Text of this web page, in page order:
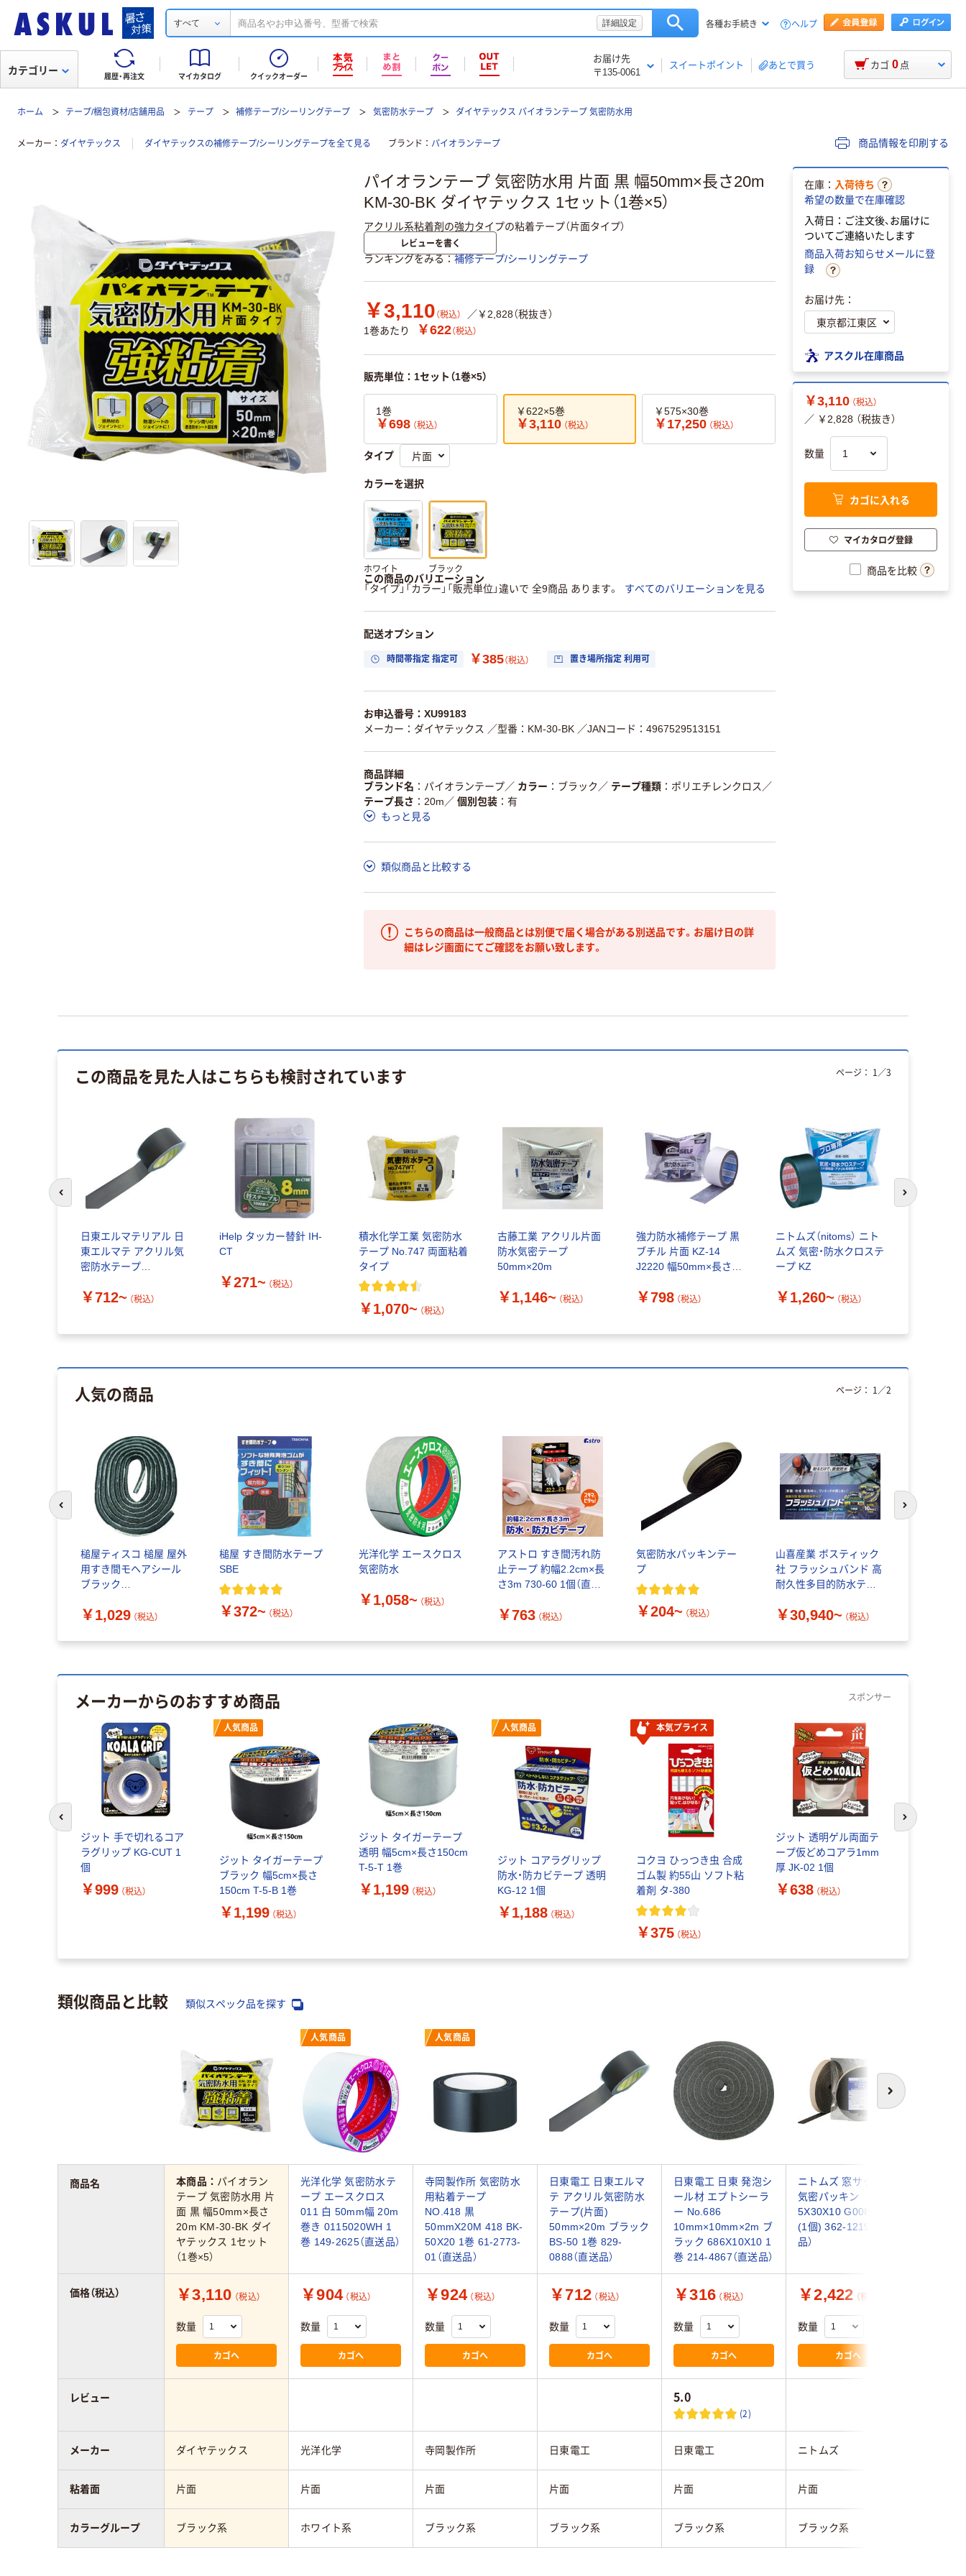
すべて 詳細設定 各種お手続き ヘルプ
履歴・再注文 マイカタログ クイックオーダー
お届け先
〒135-0061
スイートポイント あとで買う
カテゴリー カゴ 0 点
ホーム テープ/梱包資材/店舗用品 テープ 補修テープ/シーリングテープ 気密防水テープ ダイヤテックス パイオランテープ 気密防水用
メーカー ダイヤテックス ダイヤテックスの補修テープ/シーリングテープを全て見る ブランド パイオランテープ 商品情報を印刷する
パイオランテープ 気密防水用 片面 黒 幅50mm×長さ20m
KM-30-BK ダイヤテックス 1セット（1巻×5）
アクリル系粘着剤の強力タイプの粘着テープ（片面タイプ）
レビューを書く
ランキングをみる 補修テープ/シーリングテープ
￥3,110 （税込）
／￥2,828（税抜き）
1巻あたり
￥622（税込）
販売単位：1セット（1巻×5）
1巻
￥698 （税込）
￥622×5巻
￥3,110 （税込）
￥575×30巻
￥17,250 （税込）
タイプ
カラーを選択
ホワイト ブラック
この商品のバリエーション
「タイプ」「カラー」「販売単位」違いで 全9商品 あります。
すべてのバリエーションを見る
配送オプション
時間帯指定 指定可 ￥385（税込） 置き場所指定 利用可
お申込番号：XU99183
メーカー：ダイヤテックス ／型番：KM-30-BK ／JANコード：4967529513151
商品詳細
ブランド名
パイオランテープ／ カラー ブラック ／ テープ種類 ポリエチレンクロス ／
テープ長さ
20m ／ 個別包装
有
もっと見る
類似商品と比較する
こちらの商品は一般商品とは別便で届く場合がある別送品です。お届け日の詳
細はレジ画面にてご確認をお願い致します。
在庫： 入荷待ち
希望の数量で在庫確認
入荷日：ご注文後、お届けに
ついてご連絡いたします
商品入荷お知らせメールに登
録
お届け先：
アスクル在庫商品
￥3,110 （税込）
／ ￥2,828 （税抜き）
数量
カゴに入れる
マイカタログ登録
商品を比較
この商品を見た人はこちらも検討されています
日東エルマテリアル 日
東エルマテ アクリル気
密防水テープ
￥712~ （税込）
iHelp タッカー替針 IH-
CT
￥271~ （税込）
積水化学工業 気密防水
テープ No.747 両面粘着
タイプ
￥1,070~ （税込）
古藤工業 アクリル片面
防水気密テープ
50mm×20m
￥1,146~ （税込）
強力防水補修テープ 黒
ブチル 片面 KZ-14
J2220 幅50mm×長さ5m
￥798 （税込）
ニトムズ（nitoms） ニト
ムズ 気密・防水クロステ
ープ KZ
￥1,260~ （税込）
ページ： 1 ／3
前のスライドへ 次のスライド
人気の商品
槌屋ティスコ 槌屋 屋外
用すき間モヘアシール
ブラック
NO6070 BK 1巻 391-
￥1,029 （税込）
槌屋 すき間防水テープ
SBE
￥372~ （税込）
光洋化学 エースクロス
気密防水
￥1,058~ （税込）
アストロ すき間汚れ防
止テープ 約幅2.2cm×長
さ3m 730-60 1個（直送
￥763 （税込）
気密防水パッキンテー
プ
￥204~ （税込）
山喜産業 ボスティック
社 フラッシュバンド 高
耐久性多目的防水テー
￥30,940~ （税込）
ページ： 1／2
前のスライドへ 次のスライド
メーカーからのおすすめ商品 スポンサー
ジット 手で切れるコア
ラグリップ KG-CUT 1
個
￥999 （税込）
人気商品
ジット タイガーテープ
ブラック 幅5cm×長さ
150cm T-5-B 1巻
￥1,199 （税込）
ジット タイガーテープ
透明 幅5cm×長さ150cm
T-5-T 1巻
￥1,199 （税込）
人気商品
ジット コアラグリップ
防水・防カビテープ 透明
KG-12 1個
￥1,188 （税込）
本気プライス
コクヨ ひっつき虫 合成
ゴム製 約55山 ソフト粘
着剤 タ-380
￥375 （税込）
ジット 透明ゲル両面テ
ープ仮どめコアラ1mm
厚 JK-02 1個
￥638 （税込）
次のスライド
類似商品と比較 類似スペック品を探す
次へ
人気商品 人気商品
本商品： パイオラン
テープ 気密防水用 片
面 黒 幅50mm×長さ
20m KM-30-BK ダイ
ヤテックス 1セット
（1巻×5）
光洋化学 気密防水テ
ープ エースクロス
011 白 50mm幅 20m
巻き 0115020WH 1
巻 149-2625（直送品）
寺岡製作所 気密防水
用粘着テープ
NO.418 黒
50mmX20M 418 BK-
50X20 1巻 61-2773-
01（直送品）
日東電工 日東エルマ
テ アクリル気密防水
テープ(片面)
50mm×20m ブラック
BS-50 1巻 829-
0888（直送品）
日東電工 日東 発泡シ
ール材 エプトシーラ
ー No.686
10mm×10mm×2m ブ
ラック 686X10X10 1
巻 214-4867（直送品）
ニトムズ 窓サッシ用
気密パッキン
5X30X10 G0082 1巻
(1個) 362-1219（直送
品）
￥3,110 （税込）
数量
カゴへ
￥904 （税込）
数量
カゴへ
￥924 （税込）
数量
カゴへ
￥712 （税込）
数量
カゴへ
￥316 （税込）
数量
カゴへ
￥2,422 （税込）
数量
カゴへ
5.0
(2)
ダイヤテックス 光洋化学 寺岡製作所 日東電工 日東電工 ニトムズ
片面 片面 片面 片面 片面 片面
ブラック系 ホワイト系 ブラック系 ブラック系 ブラック系 ブラック系
商品名
価格（税込）
レビュー
メーカー
粘着面
カラーグループ